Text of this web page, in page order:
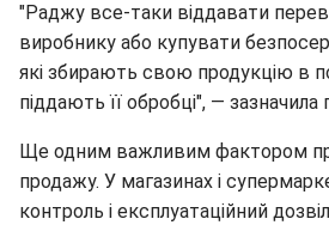
"Раджу все-таки віддавати
виробнику або купувати
які збирають свою продукцію в
піддають її обробці", —
Ще одним важливим фактором
продажу. У магазинах і
контроль і експлуатаційний